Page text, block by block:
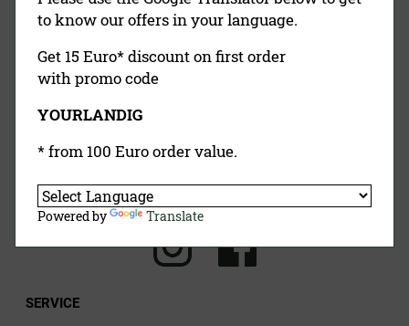
SERVICE
to know our offers in your language.
Get 15 Euro* discount on first order
with promo code
YOURLANDIG
* from 100 Euro order value.
Powered by Translate